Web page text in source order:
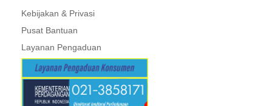
Kebijakan & Privasi
Pusat Bantuan
Layanan Pengaduan